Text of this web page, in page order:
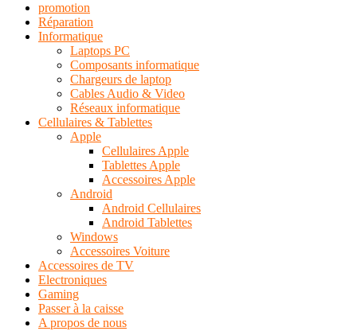
promotion
Réparation
Informatique
Laptops PC
Composants informatique
Chargeurs de laptop
Cables Audio & Video
Réseaux informatique
Cellulaires & Tablettes
Apple
Cellulaires Apple
Tablettes Apple
Accessoires Apple
Android
Android Cellulaires
Android Tablettes
Windows
Accessoires Voiture
Accessoires de TV
Electroniques
Gaming
Passer à la caisse
A propos de nous